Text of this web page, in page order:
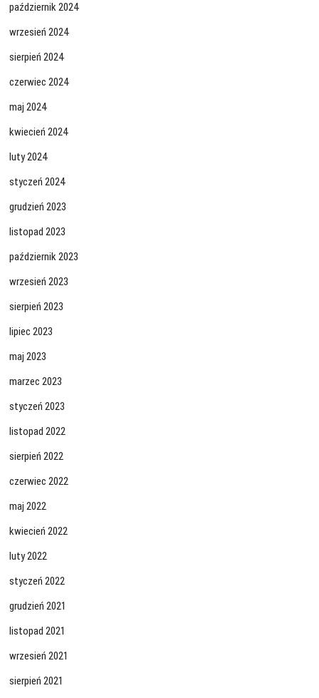
październik 2024
wrzesień 2024
sierpień 2024
czerwiec 2024
maj 2024
kwiecień 2024
luty 2024
styczeń 2024
grudzień 2023
listopad 2023
październik 2023
wrzesień 2023
sierpień 2023
lipiec 2023
maj 2023
marzec 2023
styczeń 2023
listopad 2022
sierpień 2022
czerwiec 2022
maj 2022
kwiecień 2022
luty 2022
styczeń 2022
grudzień 2021
listopad 2021
wrzesień 2021
sierpień 2021